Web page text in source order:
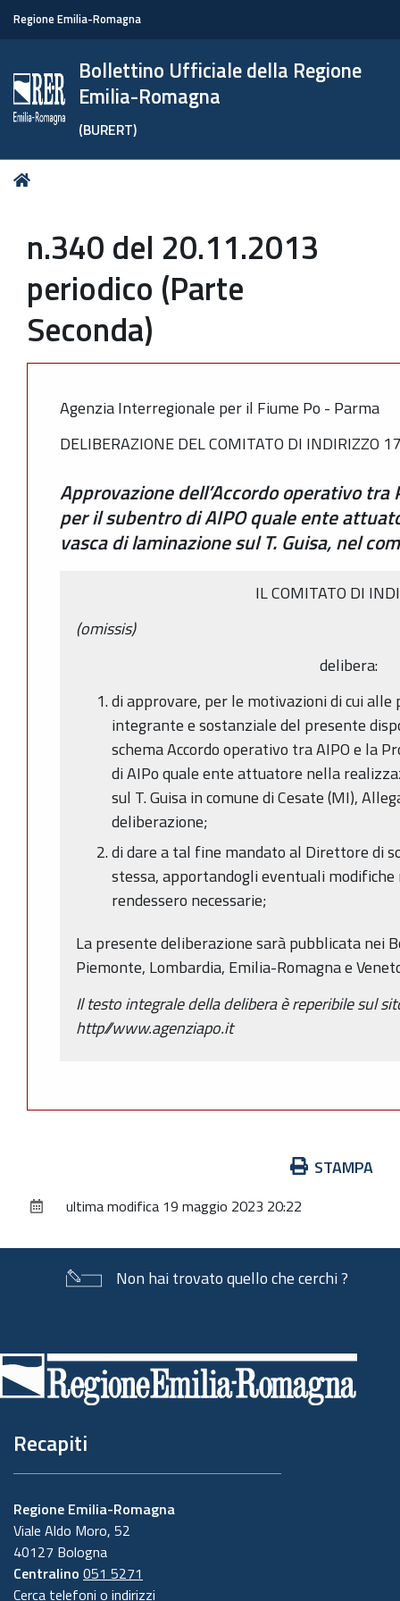
Regione Emilia-Romagna
Bollettino Ufficiale della Regione
Emilia-Romagna
(BURERT)
Tu
n.340 del 20.11.2013
periodico (Parte
Seconda)
Agenzia Interregionale per il Fiume Po - Parma
DELIBERAZIONE DEL COMITATO DI INDIRIZZO
Approvazione dell’Accordo operativo tra
per il subentro di AIPO quale ente
vasca di laminazione sul T. Guisa, nel
IL COMITATO DI
(omissis)
delibera:
di approvare, per le motivazioni di cui
integrante e sostanziale del presente
schema Accordo operativo tra AIPO e la
di AIPo quale ente attuatore nella
sul T. Guisa in comune di Cesate (MI),
deliberazione;
di dare a tal fine mandato al Direttore di
stessa, apportandogli eventuali modifiche
rendessero necessarie;
La presente deliberazione sarà pubblicata nei
Piemonte, Lombardia, Emilia-Romagna e
Il testo integrale della delibera è reperibile sul
http//www.agenziapo.it
documento
STAMPA
ultima modifica 19 maggio 2023 20:22
Non hai trovato quello che cerchi ?
di
pagina
Recapiti
Regione Emilia-Romagna
Viale Aldo Moro, 52
40127 Bologna
Centralino 051 5271
Cerca telefoni o indirizzi